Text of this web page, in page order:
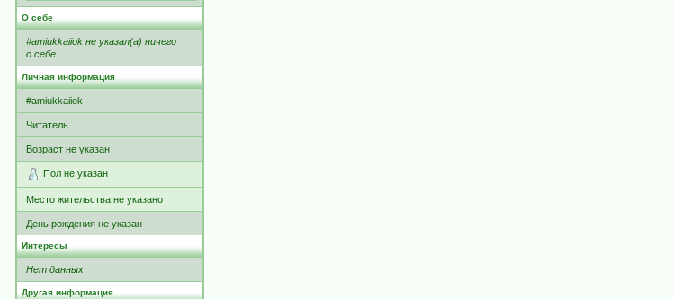
О себе
#amiukkaiiok не указал(а) ничего
о себе.
Личная информация
#amiukkaiiok
Читатель
Возраст не указан
Пол не указан
Место жительства не указано
День рождения не указан
Интересы
Нет данных
Другая информация